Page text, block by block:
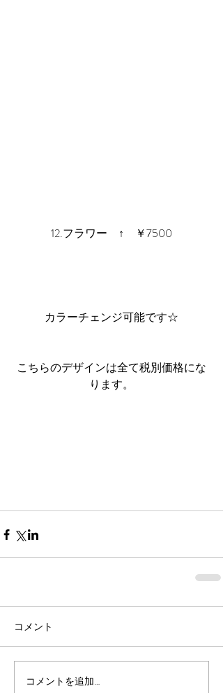
12.フラワー　↑　￥7500
カラーチェンジ可能です☆
こちらのデザインは全て税別価格にな
ります。
コメント
コメントを追加…